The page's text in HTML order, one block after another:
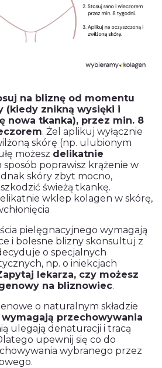
na bliznę od momentu
(kiedy znikną wysięki i
nowa tkanka), przez min. 8
. Żel aplikuj wyłącznie
skórę (np. ulubionym
możesz delikatnie
sposób poprawisz krążenie w
skóry zbyt mocno,
świeżą tkankę.
wklep kolagen w skórę,
pielęgnacyjnego wymagają
i bolesne blizny skonsultuj z
o specjalnych
np. o iniekcjach
lekarza, czy możesz
na bliznowiec.
o naturalnym składzie
wymagają przechowywania
ulegają denaturacji i tracą
upewnij się co do
wybranego przez